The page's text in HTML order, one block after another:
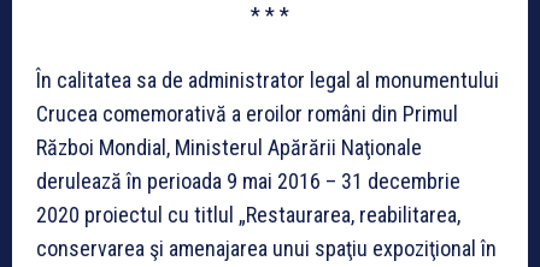
* * *
În calitatea sa de administrator legal al monumentului
Crucea comemorativă a eroilor români din Primul
Război Mondial, Ministerul Apărării Naţionale
derulează în perioada 9 mai 2016 – 31 decembrie
2020 proiectul cu titlul „Restaurarea, reabilitarea,
conservarea şi amenajarea unui spaţiu expoziţional în